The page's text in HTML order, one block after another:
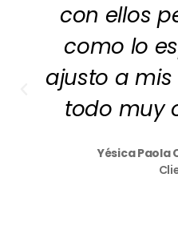
con ellos
como lo
ajusto a mis
todo muy
Yésica Paola